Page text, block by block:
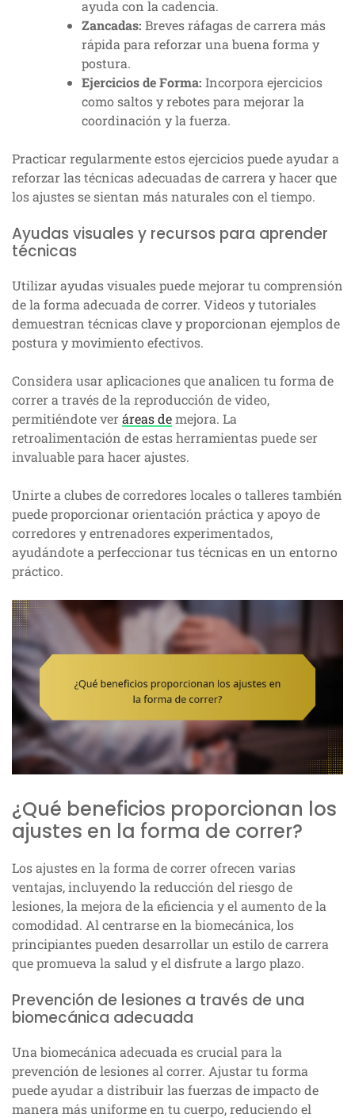
ayuda con la cadencia.
Zancadas: Breves ráfagas de carrera más
rápida para reforzar una buena forma y
postura.
Ejercicios de Forma: Incorpora ejercicios
como saltos y rebotes para mejorar la
coordinación y la fuerza.
Practicar regularmente estos ejercicios puede ayudar a
reforzar las técnicas adecuadas de carrera y hacer que
los ajustes se sientan más naturales con el tiempo.
Ayudas visuales y recursos para aprender
técnicas
Utilizar ayudas visuales puede mejorar tu comprensión
de la forma adecuada de correr. Videos y tutoriales
demuestran técnicas clave y proporcionan ejemplos de
postura y movimiento efectivos.
Considera usar aplicaciones que analicen tu forma de
correr a través de la reproducción de video,
permitiéndote veráreas demejora. La
retroalimentación de estas herramientas puede ser
invaluable para hacer ajustes.
Unirte a clubes de corredores locales o talleres también
puede proporcionar orientación práctica y apoyo de
corredores y entrenadores experimentados,
ayudándote a perfeccionar tus técnicas en un entorno
práctico.
¿Qué beneficios proporcionan los
ajustes en la forma de correr?
Los ajustes en la forma de correr ofrecen varias
ventajas, incluyendo la reducción del riesgo de
lesiones, la mejora de la eficiencia y el aumento de la
comodidad. Al centrarse en la biomecánica, los
principiantes pueden desarrollar un estilo de carrera
que promueva la salud y el disfrute a largo plazo.
Prevención de lesiones a través de una
biomecánica adecuada
Una biomecánica adecuada es crucial para la
prevención de lesiones al correr. Ajustar tu forma
puede ayudar a distribuir las fuerzas de impacto de
manera más uniforme en tu cuerpo, reduciendo el